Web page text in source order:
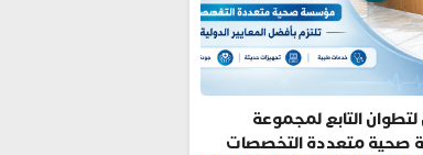
التابع لمجموعة
صحية متعددة التخصصات